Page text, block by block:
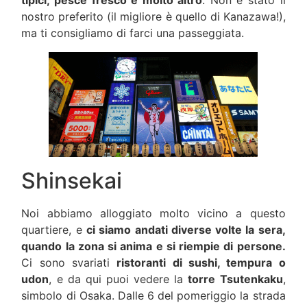
nostro preferito (il migliore è quello di Kanazawa!),
ma ti consigliamo di farci una passeggiata.
Shinsekai
Noi abbiamo alloggiato molto vicino a questo
quartiere, e ci siamo andati diverse volte la sera,
quando la zona si anima e si riempie di persone.
Ci sono svariati ristoranti di sushi, tempura o
udon, e da qui puoi vedere latorre Tsutenkaku,
simbolo di Osaka. Dalle 6 del pomeriggio la strada